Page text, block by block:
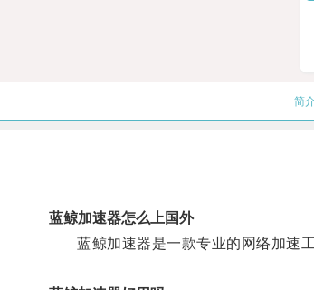
简
蓝鲸加速器怎么上国外
蓝鲸加速器是一款专业的网络加速工